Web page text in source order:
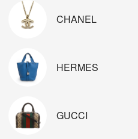
CHANEL
HERMES
GUCCI